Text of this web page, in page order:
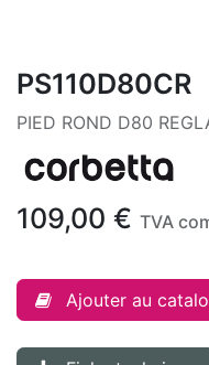
PS110D80CR
PIED ROND D80
109,00 € TVA
Ajouter au